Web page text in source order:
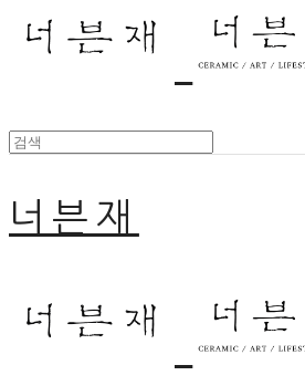
너븐재